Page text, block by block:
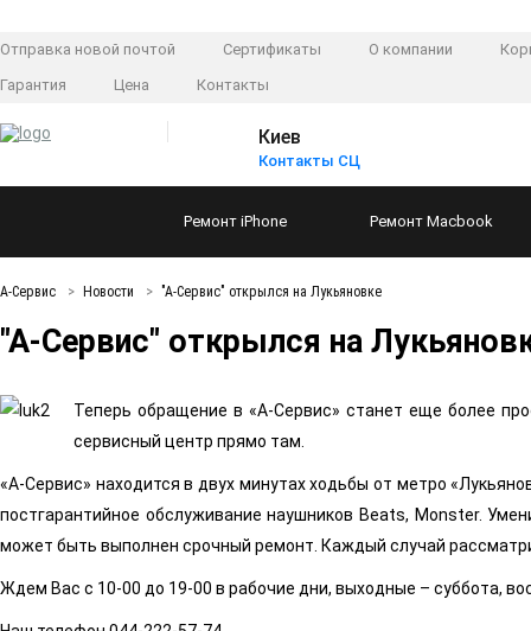
Отправка новой почтой Сертификаты О компании
Гарантия
Цена Контакты
Киев
Контакты СЦ
Ремонт iPhone Ремонт Macbook
А-Сервис Новости "А-Сервис" открылся на Лукьяновке
"А-Сервис" открылся на
Теперь обращение в «А-Сервис» станет еще более
сервисный центр прямо там.
«А-Сервис» находится в двух минутах ходьбы от метро
постгарантийное обслуживание наушников Beats, Monster.
может быть выполнен срочный ремонт. Каждый случай
Ждем Вас с 10-00 до 19-00 в рабочие дни, выходные – суббота,